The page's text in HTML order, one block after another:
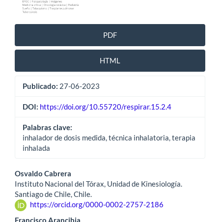
PDF
HTML
Publicado: 27-06-2023
DOI: https://doi.org/10.55720/respirar.15.2.4
Palabras clave:
inhalador de dosis medida, técnica inhalatoria, terapia
inhalada
Contenido
principal
del
Osvaldo Cabrera
Instituto Nacional del Tórax, Unidad de Kinesiología.
Santiago de Chile, Chile.
https://orcid.org/0000-0002-2757-2186
Francisco Arancibia